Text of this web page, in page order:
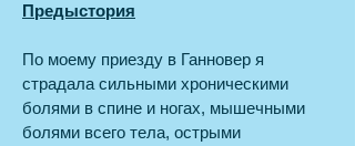
Предыстория
По моему приезду в Ганновер я
страдала сильными хроническими
болями в спине и ногах, мышечными
болями всего тела, острыми